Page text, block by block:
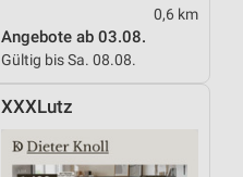
0,6 km
Angebote ab 03.08.
Gültig bis Sa. 08.08.
XXXLutz